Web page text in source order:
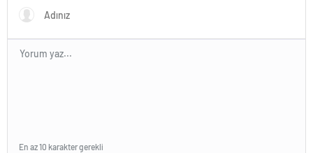
En az 10 karakter gerekli